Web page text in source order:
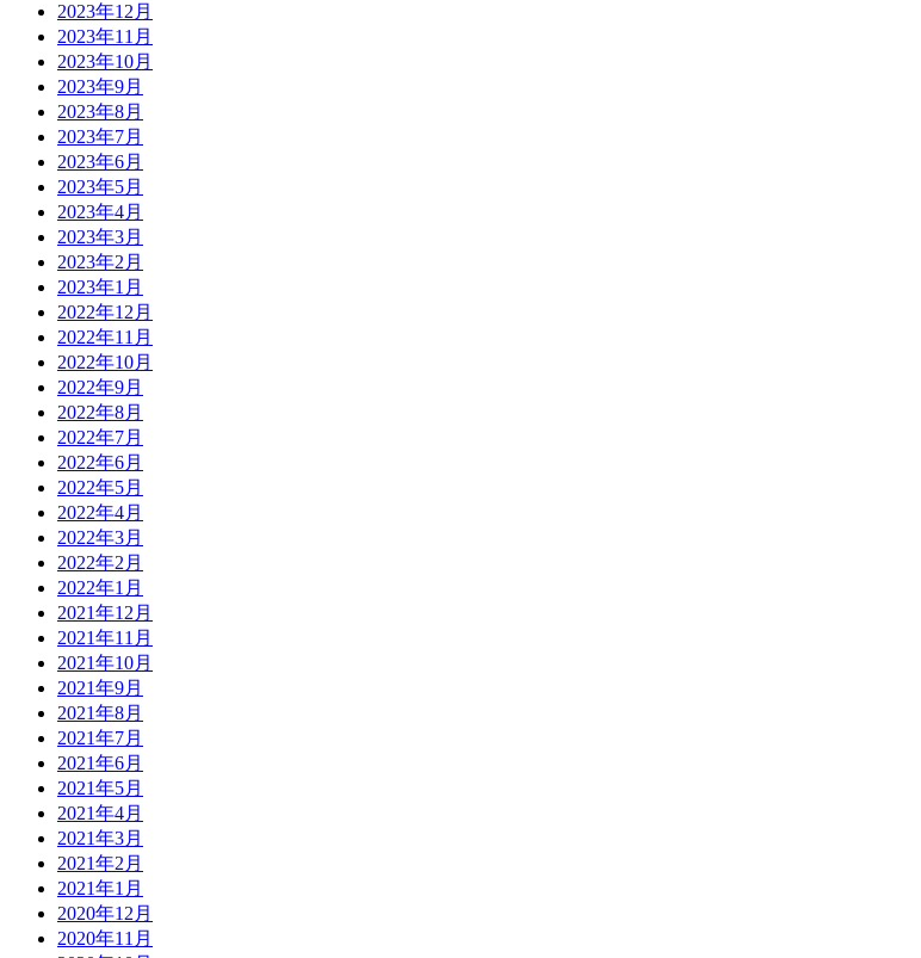
2023年12月
2023年11月
2023年10月
2023年9月
2023年8月
2023年7月
2023年6月
2023年5月
2023年4月
2023年3月
2023年2月
2023年1月
2022年12月
2022年11月
2022年10月
2022年9月
2022年8月
2022年7月
2022年6月
2022年5月
2022年4月
2022年3月
2022年2月
2022年1月
2021年12月
2021年11月
2021年10月
2021年9月
2021年8月
2021年7月
2021年6月
2021年5月
2021年4月
2021年3月
2021年2月
2021年1月
2020年12月
2020年11月